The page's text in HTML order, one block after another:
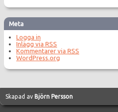
Meta
Logga in
Inlägg via RSS
Kommentarer via RSS
WordPress.org
Skapad av Björn Persson